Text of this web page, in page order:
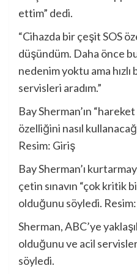
ettim” dedi.
“Cihazda bir çeşit SOS
düşündüm. Daha önce
nedenim yoktu ama
servisleri aradım.”
Bay Sherman’ın
özelliğini nasıl
Resim: Giriş
Bay Sherman’ı
çetin sınavın “çok kritik
olduğunu söyledi.
Sherman, ABC’ye
olduğunu ve acil
söyledi.